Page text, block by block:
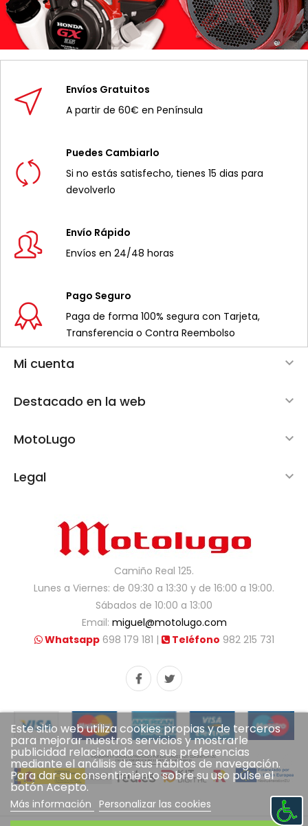
Envíos Gratuitos
A partir de 60€ en Península
Puedes Cambiarlo
Si no estás satisfecho, tienes 15 dias para
devolverlo
Envío Rápido
Envíos en 24/48 horas
Pago Seguro
Paga de forma 100% segura con Tarjeta,
Transferencia o Contra Reembolso
Mi cuenta 
Destacado en la web 
Camiño Real 125.
Lunes a Viernes: de 09:30 a 13:30 y de 16:00 a 19:00.
Sábados de 10:00 a 13:00
Email: miguel@motolugo.com
Whatsapp698 179 181 | Teléfono 982 215 731
MotoLugo 
Legal 
Este sitio web utiliza cookies propias y de terceros
para mejorar nuestros servicios y mostrarle
publicidad relacionada con sus preferencias
mediante el análisis de sus hábitos de navegación.
Para dar su consentimiento sobre su uso pulse el
botón Acepto.
Más información Personalizar las cookies